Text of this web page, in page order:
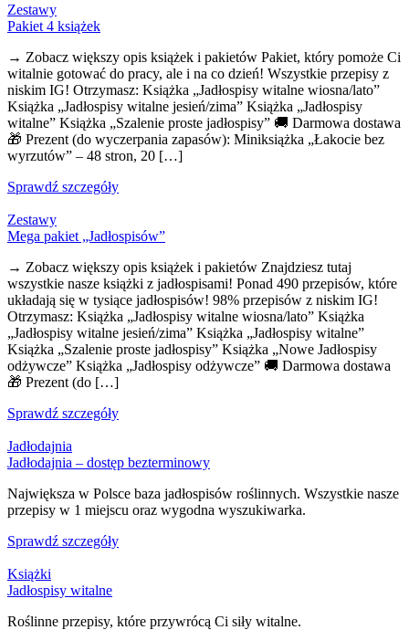
Zestawy
Pakiet 4 książek
→ Zobacz większy opis książek i pakietów Pakiet, który pomoże Ci
witalnie gotować do pracy, ale i na co dzień! Wszystkie przepisy z
niskim IG! Otrzymasz: Książka „Jadłospisy witalne wiosna/lato”
Książka „Jadłospisy witalne jesień/zima” Książka „Jadłospisy
witalne” Książka „Szalenie proste jadłospisy” 🚚 Darmowa dostawa
🎁 Prezent (do wyczerpania zapasów): Miniksiążka „Łakocie bez
wyrzutów” – 48 stron, 20 […]
Sprawdź szczegóły
Zestawy
Mega pakiet „Jadłospisów”
→ Zobacz większy opis książek i pakietów Znajdziesz tutaj
wszystkie nasze książki z jadłospisami! Ponad 490 przepisów, które
układają się w tysiące jadłospisów! 98% przepisów z niskim IG!
Otrzymasz: Książka „Jadłospisy witalne wiosna/lato” Książka
„Jadłospisy witalne jesień/zima” Książka „Jadłospisy witalne”
Książka „Szalenie proste jadłospisy” Książka „Nowe Jadłospisy
odżywcze” Książka „Jadłospisy odżywcze” 🚚 Darmowa dostawa
🎁 Prezent (do […]
Sprawdź szczegóły
Jadłodajnia
Jadłodajnia – dostęp bezterminowy
Największa w Polsce baza jadłospisów roślinnych. Wszystkie nasze
przepisy w 1 miejscu oraz wygodna wyszukiwarka.
Sprawdź szczegóły
Książki
Jadłospisy witalne
Roślinne przepisy, które przywrócą Ci siły witalne.